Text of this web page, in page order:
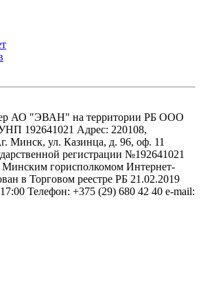
АО "ЭВАН" на территории РБ ООО
192641021 Адрес: 220108,
Минск, ул. Казинца, д. 96, оф. 11
регистрации №192641021
Минским горисполкомом Интернет-
в Торговом реестре РБ 21.02.2019
Телефон: +375 (29) 680 42 40 e-mail: